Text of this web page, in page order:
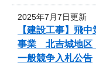
2025年7月7日更新
【建設工事】飛
事業 北吉城地区
一般競争入札公告